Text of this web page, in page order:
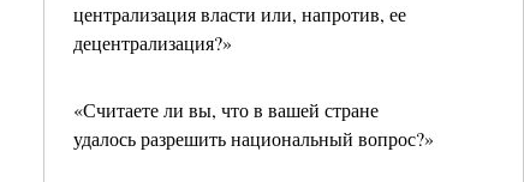
централизация власти или, напротив, ее
децентрализация?»
«Считаете ли вы, что в вашей стране
удалось разрешить национальный вопрос?»